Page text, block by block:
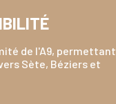
de l'A9, permettant
Sète, Béziers et